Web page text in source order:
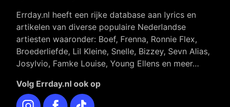
Errday.nl heeft een rijke database aan lyrics en
artikelen van diverse populaire Nederlandse
artiesten waaronder: Boef, Frenna, Ronnie Flex,
Broederliefde, Lil Kleine, Snelle, Bizzey, Sevn Alias,
Josylvio, Famke Louise, Young Ellens en meer…
Volg Errday.nl ook op
InstagramFacebookTikTok